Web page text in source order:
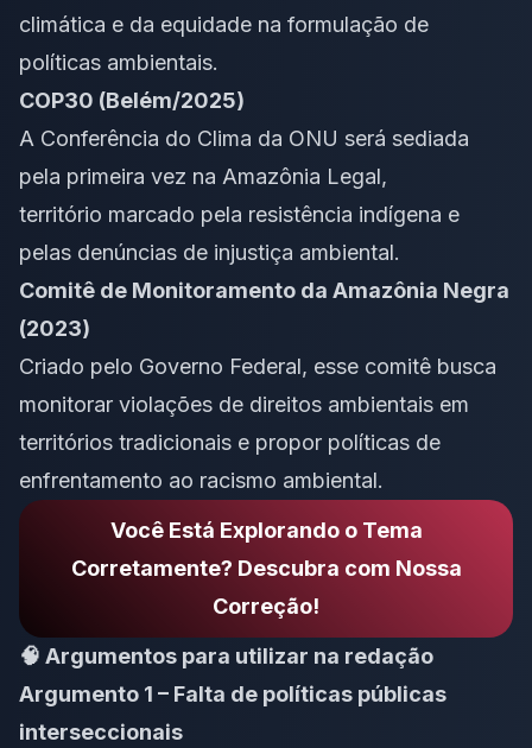
climática e da equidade na formulação de
políticas ambientais.
COP30 (Belém/2025)
A Conferência do Clima da ONU será sediada
pela primeira vez na Amazônia Legal,
território marcado pela resistência indígena e
pelas denúncias de injustiça ambiental.
Comitê de Monitoramento da Amazônia Negra
(2023)
Criado pelo Governo Federal, esse comitê busca
monitorar violações de direitos ambientais em
territórios tradicionais e propor políticas de
enfrentamento ao racismo ambiental.
Você Está Explorando o Tema
Corretamente? Descubra com Nossa
Correção!
🧠 Argumentos para utilizar na redação
Argumento 1 – Falta de políticas públicas
interseccionais